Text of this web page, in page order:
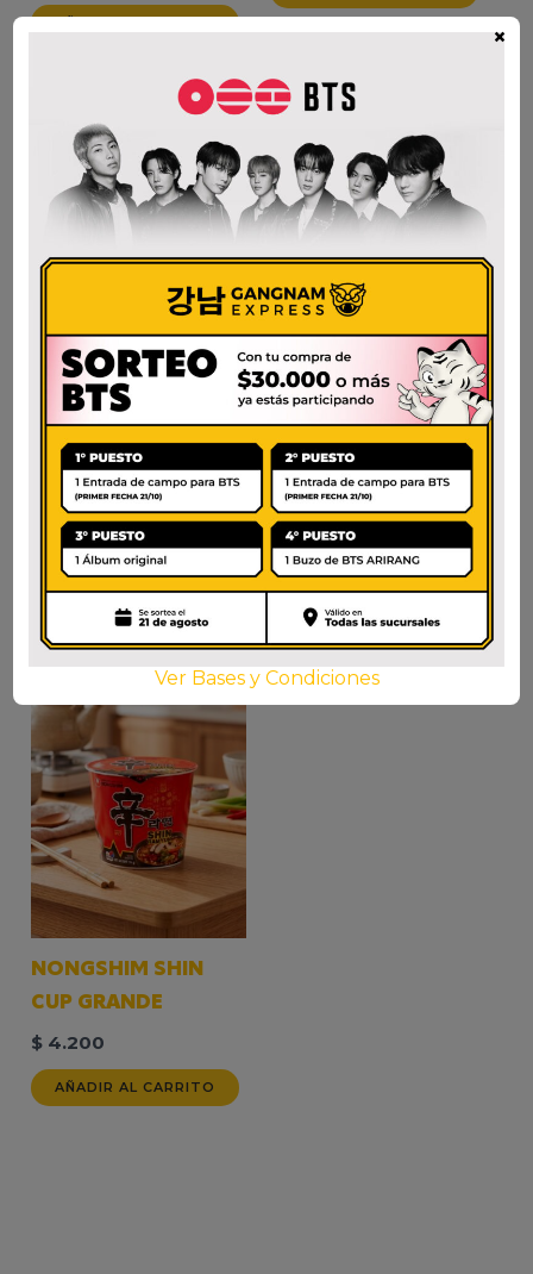
ANSUNGTANGMYUN
3.700
AÑADIR AL CARRITO
SHIN RAMEN
2.500
AÑADIR AL CARRITO
NONGSHIM SHIN
CUP GRANDE
$ 4.200
AÑADIR AL CARRITO
Ver Bases y Condiciones
×